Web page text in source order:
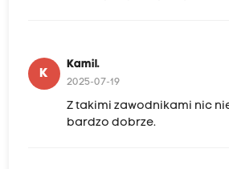
K
Kamil.
2025-07-19
Z takimi zawodnikami nic
bardzo dobrze.